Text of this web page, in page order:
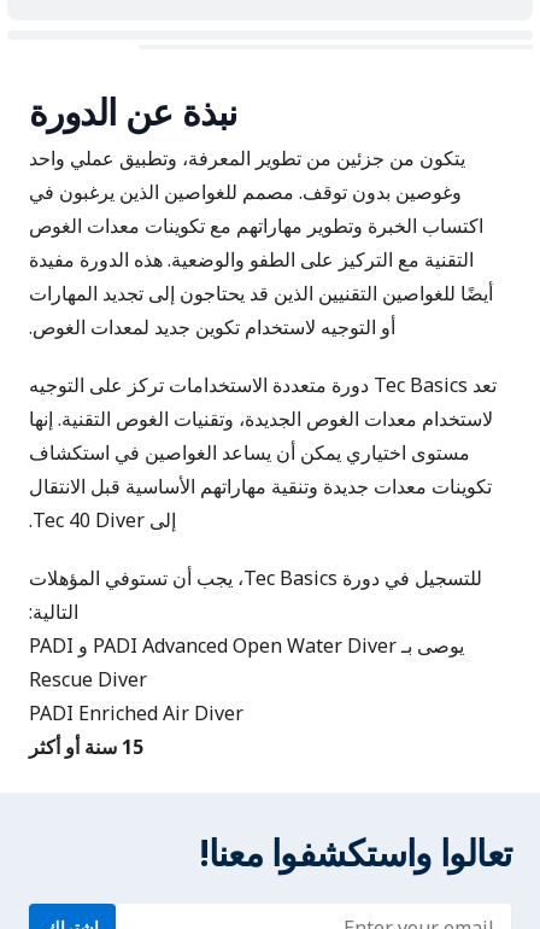
نبذة عن الدورة
يتكون من جزئين من تطوير المعرفة، وتطبيق عملي واحد
وغوصين بدون توقف. مصمم للغواصين الذين يرغبون في
اكتساب الخبرة وتطوير مهاراتهم مع تكوينات معدات الغوص
التقنية مع التركيز على الطفو والوضعية. هذه الدورة مفيدة
أيضًا للغواصين التقنيين الذين قد يحتاجون إلى تجديد المهارات
أو التوجيه لاستخدام تكوين جديد لمعدات الغوص.
تعد Tec Basics دورة متعددة الاستخدامات تركز على التوجيه
لاستخدام معدات الغوص الجديدة، وتقنيات الغوص التقنية. إنها
مستوى اختياري يمكن أن يساعد الغواصين في استكشاف
تكوينات معدات جديدة وتنقية مهاراتهم الأساسية قبل الانتقال
إلى Tec 40 Diver.
للتسجيل في دورة Tec Basics، يجب أن تستوفي المؤهلات
التالية:
يوصى بـPADI Advanced Open Water Diver و PADI
Rescue Diver
PADI Enriched Air Diver
15 سنة أو أكثر
تعالوا واستكشفوا معنا!
Enter address